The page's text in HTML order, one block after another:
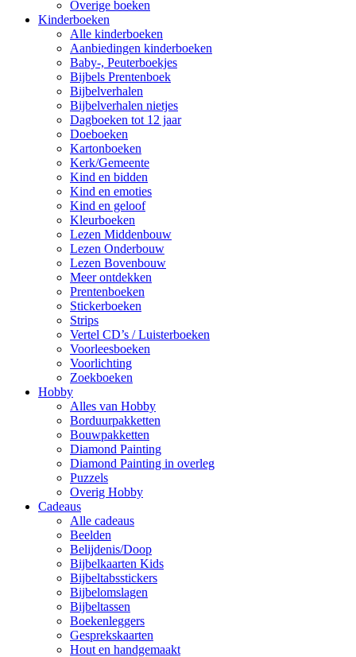
Overige boeken
Kinderboeken
Alle kinderboeken
Aanbiedingen kinderboeken
Baby-, Peuterboekjes
Bijbels Prentenboek
Bijbelverhalen
Bijbelverhalen nietjes
Dagboeken tot 12 jaar
Doeboeken
Kartonboeken
Kerk/Gemeente
Kind en bidden
Kind en emoties
Kind en geloof
Kleurboeken
Lezen Middenbouw
Lezen Onderbouw
Lezen Bovenbouw
Meer ontdekken
Prentenboeken
Stickerboeken
Strips
Vertel CD’s / Luisterboeken
Voorleesboeken
Voorlichting
Zoekboeken
Hobby
Alles van Hobby
Borduurpakketten
Bouwpakketten
Diamond Painting
Diamond Painting in overleg
Puzzels
Overig Hobby
Cadeaus
Alle cadeaus
Beelden
Belijdenis/Doop
Bijbelkaarten Kids
Bijbeltabsstickers
Bijbelomslagen
Bijbeltassen
Boekenleggers
Gesprekskaarten
Hout en handgemaakt